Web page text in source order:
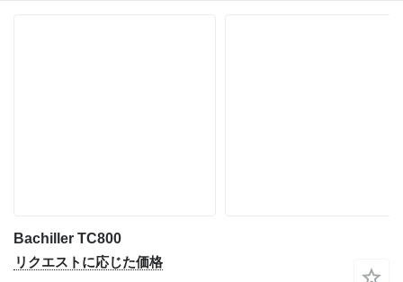
Bachiller TC800
リクエストに応じた価格